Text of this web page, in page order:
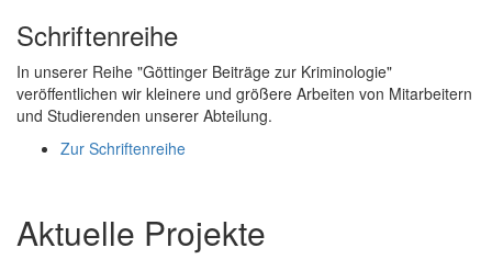
Schriftenreihe
In unserer Reihe "Göttinger Beiträge zur Kriminologie"
veröffentlichen wir kleinere und größere Arbeiten von Mitarbeitern
und Studierenden unserer Abteilung.
Zur Schriftenreihe
Aktuelle Projekte